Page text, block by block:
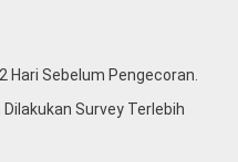
Hari Sebelum Pengecoran.
Survey Terlebih